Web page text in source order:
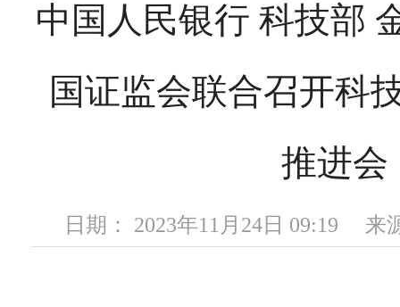
中国人民银行 科技部
国证监会联合召开科
推进会
日期： 2023年11月24日 09:19 来